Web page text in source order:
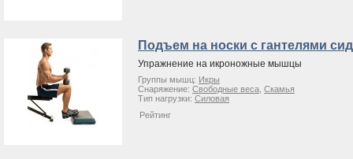
Подъем на носки с гантелями
Упражнение на икроножные мышцы
Группы мышц: Икры
Снаряжение: Свободные веса Скамья
Тип нагрузки: Силовая
Рейтинг